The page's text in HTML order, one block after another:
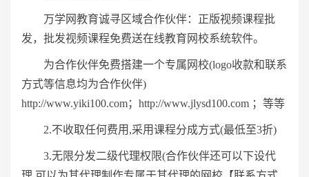
万学网教育诚寻区域合作伙伴：正版视频课程批
发，批发视频课程免费送在线教育网校系统软件。
为合作伙伴免费搭建一个专属网校(logo收款和联系
方式等信息均为合作伙伴)
http://www.yiki100.com；http://www.jlysd100.com ；等等
2.不收取任何费用,采用课程分成方式(最低至3折)
3.无限分发二级代理权限(合作伙伴还可以下设代